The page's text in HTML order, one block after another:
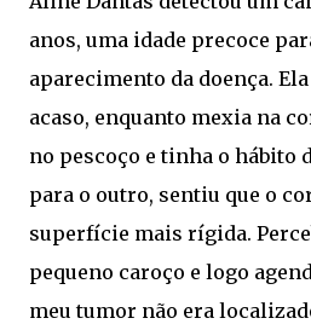
anos, uma idade precoce
aparecimento da doença.
acaso, enquanto mexia na
no pescoço e tinha o hábito
para o outro, sentiu que o
superfície mais rígida.
pequeno caroço e logo
meu tumor não era